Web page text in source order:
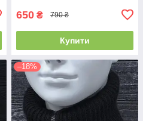
650 ₴ 790 ₴
Купити
–18%